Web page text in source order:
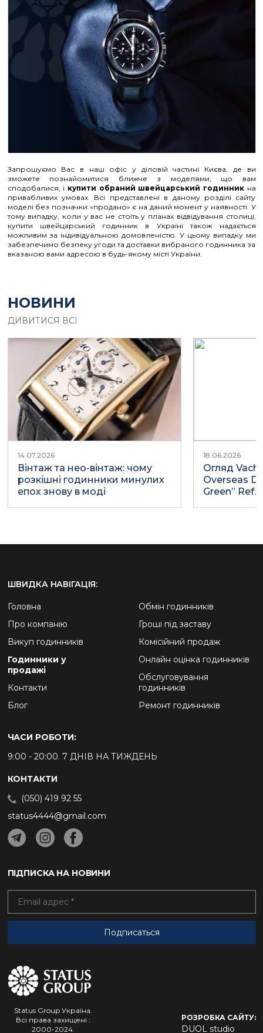
Запрошуємо Вас в наш офіс у діловій частині Києва, де ви
зможете познайомитися ближче з моделями, що вам
сподобалися, і купити обраний швейцарський годинникна
привабливих умовах. Всі представлені в даному розділі сайту
моделі без позначки «продано» є на даний момент у наявності. У
тому випадку, коли у вас не стоїть у планах відвідування столиці,
купити швейцарський годинник в Україні також надається
можливим за індивідуальною домовленістю. У цьому випадку ми
забезпечимо безпеку угоди та доставки вибраного годинника за
вказаною вами адресою в будь-якому місті України.
НОВИНИ
ДИВИТИСЯ ВСІ
14.07.2026
Вінтаж та нео-вінтаж: чому
розкішні годинники минулих
епох знову в моді
18.06.2026
Огляд
Overseas
Green” Ref.
Status Group Україна.
Всі права захищені :
2000-2024.
РОЗРОБКА САЙТУ:
DUOL studio
ШВИДКА НАВІГАЦІЯ:
Головна
Про компанію
Викуп годинників
Годинники у
продажі
Контакти
Блог
Обмін годинників
Гроші під заставу
Комісійний продаж
Онлайн оцінка годинників
Обслуговування
годинників
Ремонт годинників
ЧАСИ РОБОТИ:
9:00 - 20:00. 7 ДНІВ НА ТИЖДЕНЬ
КОНТАКТИ
(050) 419 92 55
status4444@gmail.com
ПІДПИСКА НА НОВИНИ